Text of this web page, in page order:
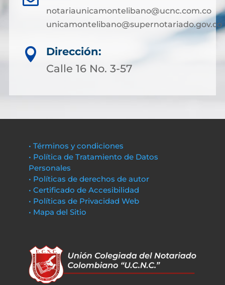
notariaunicamontelibano@ucnc.com.co
unicamontelibano@supernotariado.gov.co

Dirección:
Calle 16 No. 3-57
• Términos y condiciones
• Política de Tratamiento de Datos
Personales
• Políticas de derechos de autor
• Certificado de Accesibilidad
• Políticas de Privacidad Web
• Mapa del Sitio